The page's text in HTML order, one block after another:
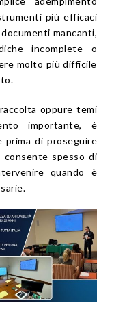
più efficaci
mancanti,
incomplete o
molto più difficile
oppure temi
importante, è
prima di proseguire
spesso di
quando è